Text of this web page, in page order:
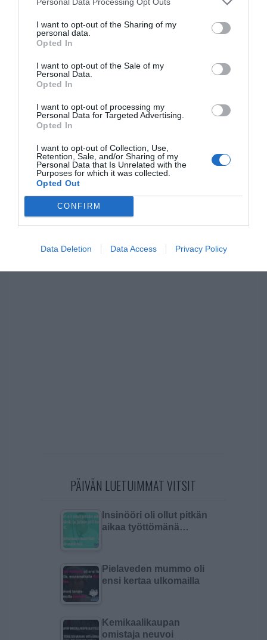
I want to opt-out of the Sharing of my
personal data.
Opted In
I want to opt-out of the Sale of my
Personal Data.
Opted In
I want to opt-out of processing my
Personal Data for Targeted Advertising.
Opted In
I want to opt-out of Collection, Use,
Retention, Sale, and/or Sharing of my
Personal Data that Is Unrelated with the
Purposes for which it was collected.
Opted Out
CONFIRM
Data Deletion Data Access Privacy Policy
b
o
o
k
n
g
er
A
p
Li
k
PÄIVÄN LUETUIMMAT VITSIT
Insinööri oli ollut pitkän
aikaa työttömänä…
Pielaveden mummo oli
ensi kertaa ulkomailla
Kemikaalikaupan
omistaja neuvoi